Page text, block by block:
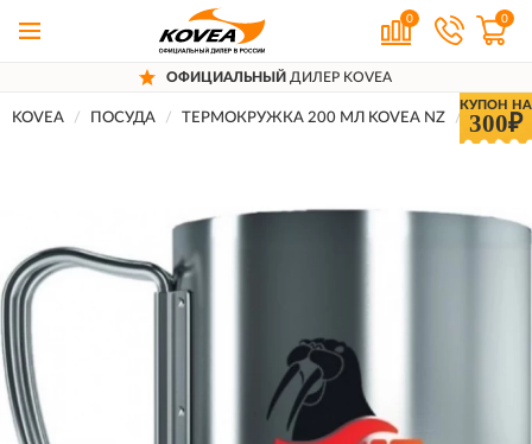
0 0
ОФИЦИАЛЬНЫЙ ДИЛЕР KOVEA
КУПОН НА
300₽
KOVEA ПОСУДА ТЕРМОКРУЖКА 200 МЛ KOVEA NZ Отзывы